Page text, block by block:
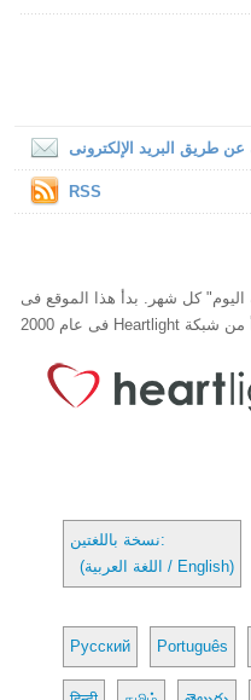
طريق البريد الإلكترونى
RSS
يقرأ "آيــة اليوم" كل شهر. بدأ هذا الموقع فى
نسخة باللغتين:
(اللغة العربية / English)
Русский Português